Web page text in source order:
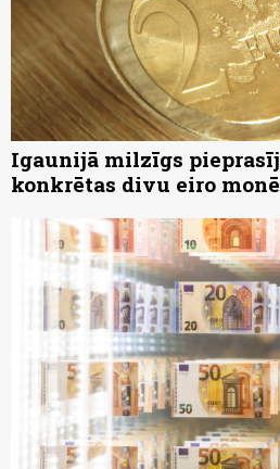
Igaunijā milzīgs
konkrētas divu eiro